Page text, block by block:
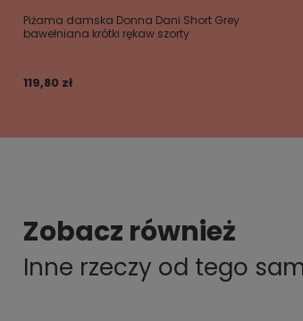
Piżama damska Donna Dani Short Grey
bawełniana krótki rękaw szorty
119,80 zł
Zobacz również
Inne rzeczy od tego